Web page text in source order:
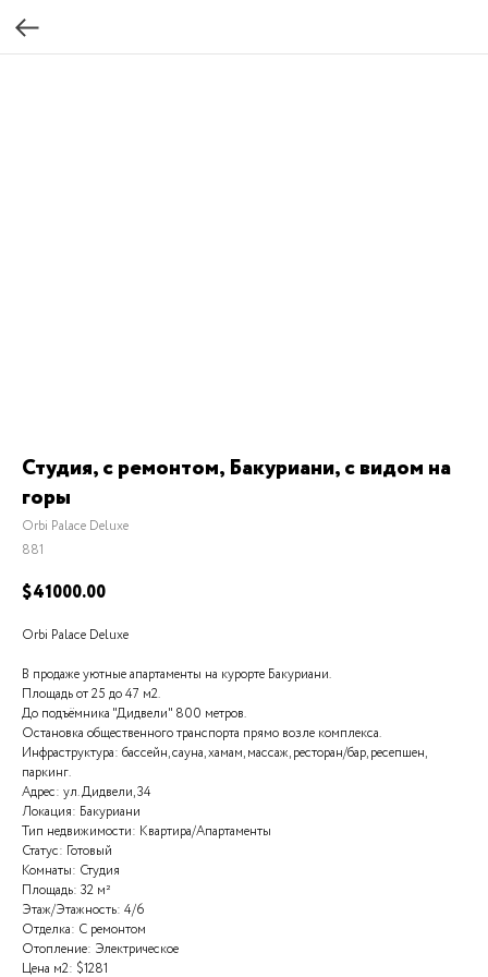
Студия, с ремонтом, Бакуриани, с видом на
горы
Orbi Palace Deluxe
881
$41000.00
Orbi Palace Deluxe
В продаже уютные апартаменты на курорте Бакуриани.
Площадь от 25 до 47 м2.
До подъёмника "Дидвели" 800 метров.
Остановка общественного транспорта прямо возле комплекса.
Инфраструктура: бассейн, сауна, хамам, массаж, ресторан/бар, ресепшен,
паркинг.
Адрес: ул. Дидвели, 34
Локация: Бакуриани
Тип недвижимости: Квартира/Апартаменты
Статус: Готовый
Комнаты: Студия
Площадь: 32 м²
Этаж/Этажность: 4/6
Отделка: С ремонтом
Отопление: Электрическое
Цена м2: $1281